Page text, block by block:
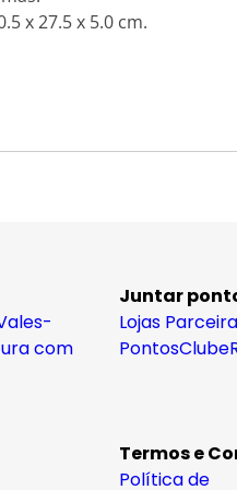
x 27.5 x 5.0 cm.
com
Juntar
Lojas
PontosClube
Termos e
Política de